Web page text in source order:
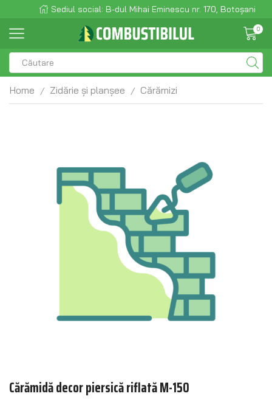
Sediul social: B-dul Mihai Eminescu nr. 170, Botoșani
0
Home / Zidărie și planșee / Cărămizi
Cărămidă decor piersică riflată M-150